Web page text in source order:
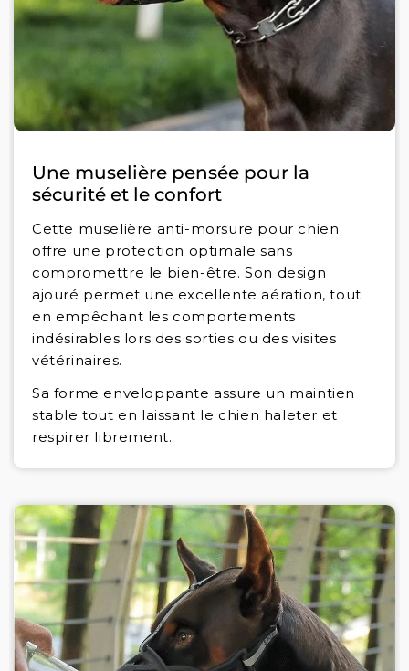
Une muselière pensée pour la
sécurité et le confort
Cette muselière anti-morsure pour chien
offre une protection optimale sans
compromettre le bien-être. Son design
ajouré permet une excellente aération, tout
en empêchant les comportements
indésirables lors des sorties ou des visites
vétérinaires.
Sa forme enveloppante assure un maintien
stable tout en laissant le chien haleter et
respirer librement.